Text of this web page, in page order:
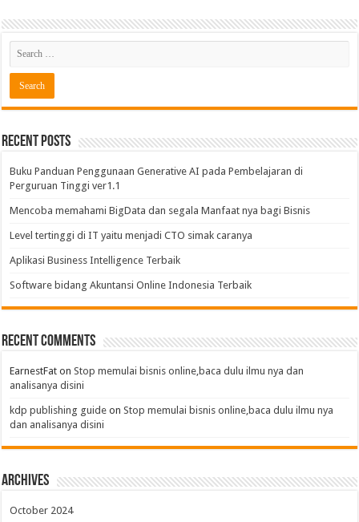
Recent Posts
Buku Panduan Penggunaan Generative AI pada Pembelajaran di
Perguruan Tinggi ver1.1
Mencoba memahami BigData dan segala Manfaat nya bagi Bisnis
Level tertinggi di IT yaitu menjadi CTO simak caranya
Aplikasi Business Intelligence Terbaik
Software bidang Akuntansi Online Indonesia Terbaik
Recent Comments
EarnestFat onStop memulai bisnis online,baca dulu ilmu nya dan
analisanya disini
kdp publishing guide onStop memulai bisnis online,baca dulu ilmu nya
dan analisanya disini
Archives
October 2024